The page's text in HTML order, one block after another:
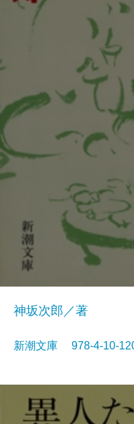
神坂次郎／著
新潮文庫 978-4-10-